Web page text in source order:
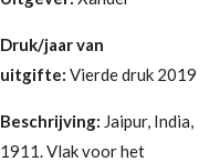
Druk/jaar van
uitgifte: Vierde druk 2019
Beschrijving: Jaipur, India,
1911. Vlak voor het